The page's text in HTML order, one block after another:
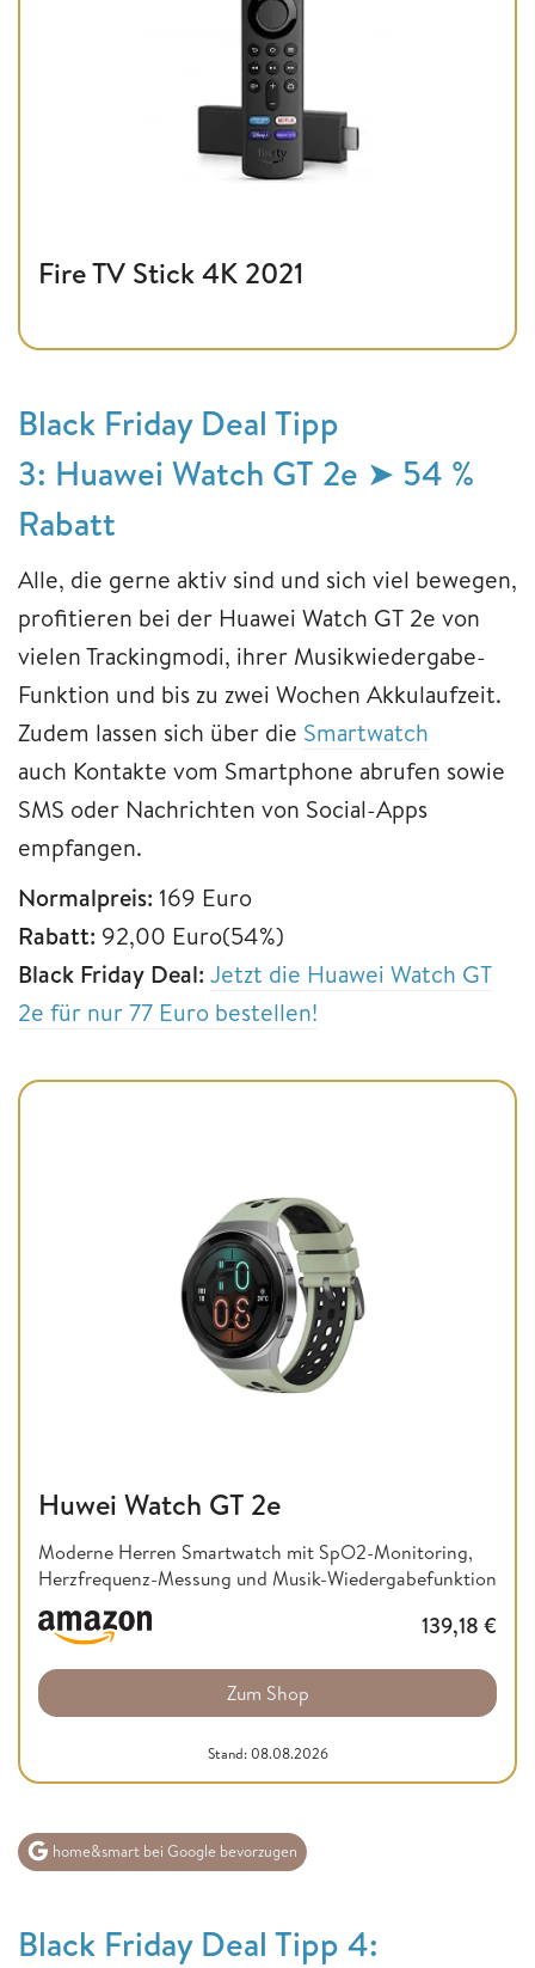
Fire TV Stick 4K 2021
Black Friday Deal Tipp
3: Huawei Watch GT 2e ➤ 54 %
Rabatt
Alle, die gerne aktiv sind und sich viel bewegen,
profitieren bei der Huawei Watch GT 2e von
vielen Trackingmodi, ihrer Musikwiedergabe-
Funktion und bis zu zwei Wochen Akkulaufzeit.
Zudem lassen sich über die Smartwatch
auch Kontakte vom Smartphone abrufen sowie
SMS oder Nachrichten von Social-Apps
empfangen.
Normalpreis: 169 Euro
Rabatt: 92,00 Euro(54%)
Black Friday Deal: Jetzt die Huawei Watch GT
2e für nur 77 Euro bestellen!
Huwei Watch GT 2e
Moderne Herren Smartwatch mit SpO2-Monitoring,
Herzfrequenz-Messung und Musik-Wiedergabefunktion
139,18 €
Zum Shop
Stand: 08.08.2026
home&smart bei Google bevorzugen
Black Friday Deal Tipp 4: